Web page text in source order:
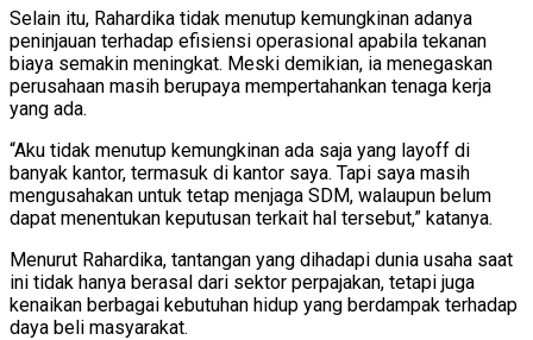
Selain itu, Rahardika tidak menutup kemungkinan adanya
peninjauan terhadap efisiensi operasional apabila tekanan
biaya semakin meningkat. Meski demikian, ia menegaskan
perusahaan masih berupaya mempertahankan tenaga kerja
yang ada.
“Aku tidak menutup kemungkinan ada saja yang layoff di
banyak kantor, termasuk di kantor saya. Tapi saya masih
mengusahakan untuk tetap menjaga SDM, walaupun belum
dapat menentukan keputusan terkait hal tersebut,” katanya.
Menurut Rahardika, tantangan yang dihadapi dunia usaha saat
ini tidak hanya berasal dari sektor perpajakan, tetapi juga
kenaikan berbagai kebutuhan hidup yang berdampak terhadap
daya beli masyarakat.